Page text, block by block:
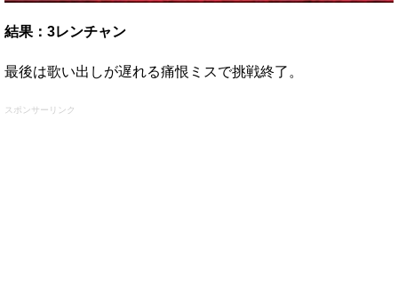
結果：3レンチャン
最後は歌い出しが遅れる痛恨ミスで挑戦終了。
スポンサーリンク